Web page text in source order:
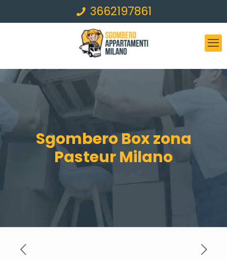
3662197861
Sgombero Box zona
Pasteur Milano